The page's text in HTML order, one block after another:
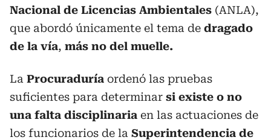
Nacional de Licencias Ambientales (ANLA),
que abordó únicamente el tema de dragado
de la vía, más no del muelle.
La Procuraduría ordenó las pruebas
suficientes para determinar si existe o no
una falta disciplinaria en las actuaciones de
los funcionarios de la Superintendencia de